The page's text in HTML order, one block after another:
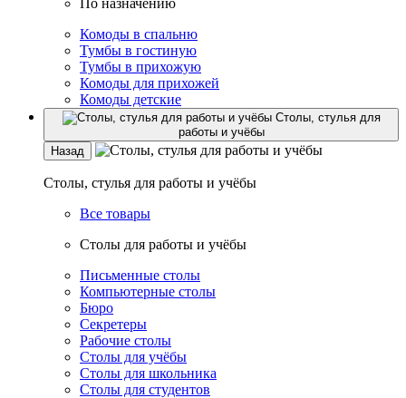
По назначению
Комоды в спальню
Тумбы в гостиную
Тумбы в прихожую
Комоды для прихожей
Комоды детские
Столы, стулья для
работы и учёбы
Назад
Столы, стулья для работы и учёбы
Все товары
Столы для работы и учёбы
Письменные столы
Компьютерные столы
Бюро
Секретеры
Рабочие столы
Столы для учёбы
Столы для школьника
Столы для студентов